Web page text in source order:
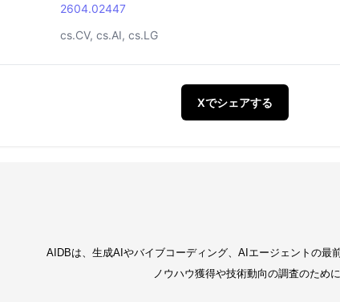
2604.02447
cs.CV, cs.AI, cs.LG
Xでシェアする
AIDBは、生成AIやバイブコーディング、AIエージェントの最
ノウハウ獲得や技術動向の調査のため